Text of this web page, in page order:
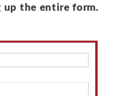
the entire form.